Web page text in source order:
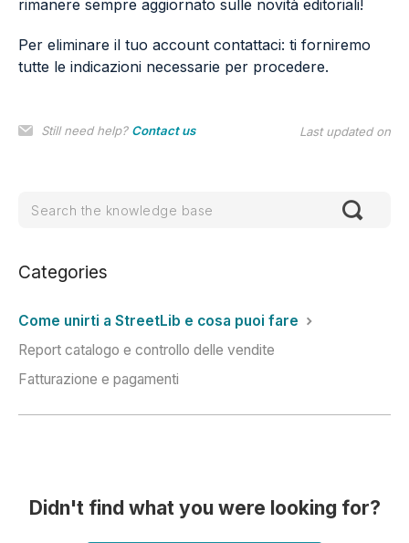
rimanere sempre aggiornato sulle novità editoriali!
Per eliminare il tuo account contattaci: ti forniremo
tutte le indicazioni necessarie per procedere.
Still need help? Contact us Last updated on
Categories
Come unirti a StreetLib e cosa puoi fare
Report catalogo e controllo delle vendite
Fatturazione e pagamenti
Didn't find what you were looking for?